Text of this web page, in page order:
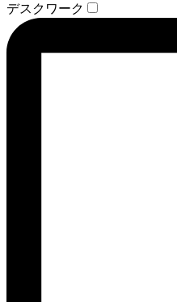
デスクワーク